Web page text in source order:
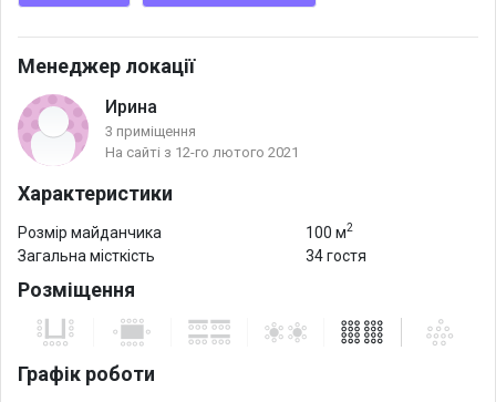
Менеджер локації
Ирина
3 приміщення
На сайті з 12-го лютого 2021
Характеристики
Розмір майданчика 100 м2
Загальна місткість 34 гостя
Розміщення
Графік роботи